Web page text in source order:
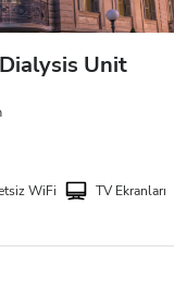
Unit
WiFi
TV Ekranları